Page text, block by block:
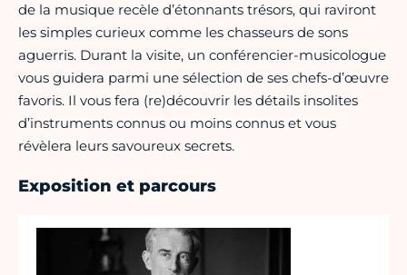
de la musique recèle d’étonnants trésors, qui raviront
les simples curieux comme les chasseurs de sons
aguerris. Durant la visite, un conférencier-musicologue
vous guidera parmi une sélection de ses chefs-d’œuvre
favoris. Il vous fera (re)découvrir les détails insolites
d’instruments connus ou moins connus et vous
révèlera leurs savoureux secrets.
Exposition et parcours